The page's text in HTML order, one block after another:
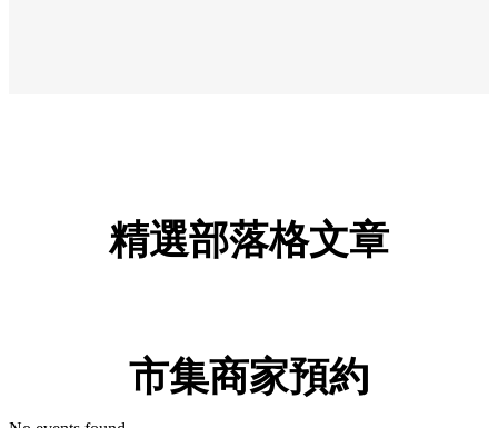
精選部落格文章
市集商家預約